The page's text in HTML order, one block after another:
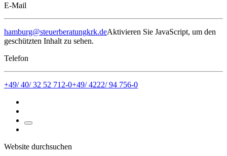
E-Mail
hamburg@steuerberatungkrk.deAktivieren Sie JavaScript, um den
geschützten Inhalt zu sehen.
Telefon
+49/ 40/ 32 52 712-0+49/ 4222/ 94 756-0
Website durchsuchen